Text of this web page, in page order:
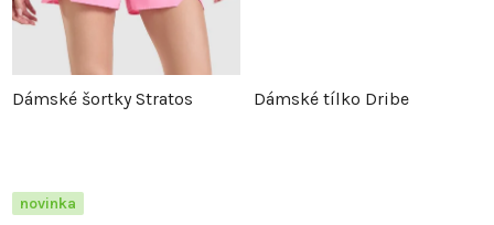
k
t
t
ů
Dámské šortky Stratos Dámské tílko Dribe
novinka